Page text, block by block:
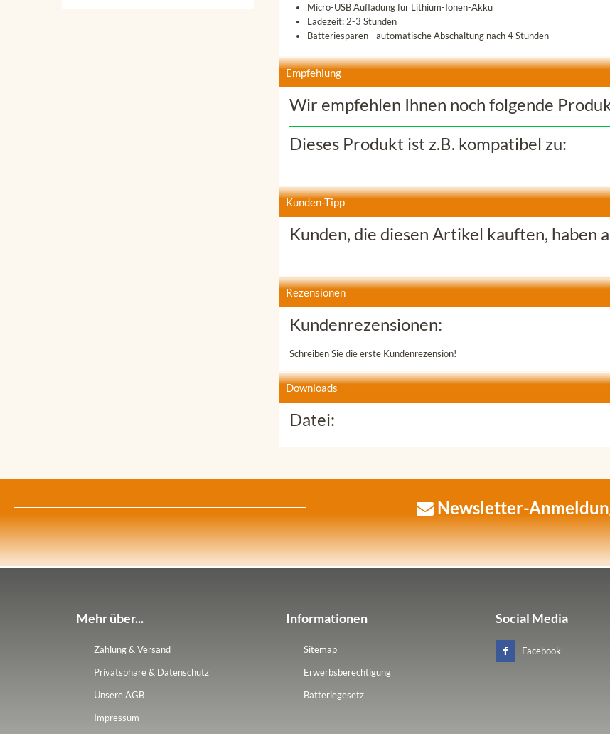
Micro-USB Aufladung für Lithium-Ionen-Akku
Ladezeit: 2-3 Stunden
Batteriesparen - automatische Abschaltung nach 4 Stunden
Empfehlung
Wir empfehlen Ihnen noch folgende
Dieses Produkt ist z.B. kompatibel zu:
Kunden-Tipp
Kunden, die diesen Artikel kauften, haben
Rezensionen
Kundenrezensionen:
Schreiben Sie die erste Kundenrezension!
Downloads
Datei:
Newsletter-
Mehr über...
Zahlung & Versand
Privatsphäre & Datenschutz
Unsere AGB
Impressum
Informationen
Sitemap
Erwerbsberechtigung
Batteriegesetz
Social Media
Facebook